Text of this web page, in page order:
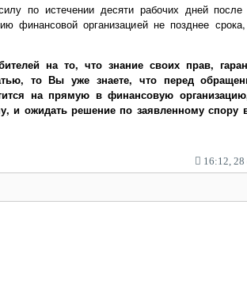
по истечении десяти рабочих дней
финансовой организацией не позднее
на то, что знание своих прав,
то Вы уже знаете, что перед
на прямую в финансовую
и ожидать решение по заявленному спору
16:12, 28